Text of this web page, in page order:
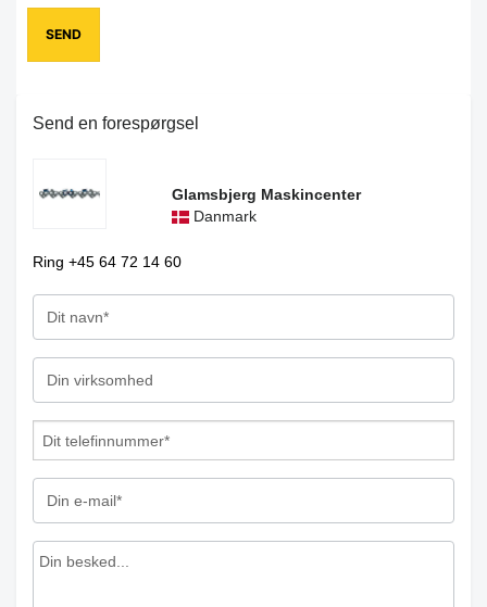
Send en forespørgsel
Glamsbjerg Maskincenter
Danmark
Ring +45 64 72 14 60